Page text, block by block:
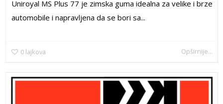
Uniroyal MS Plus 77 je zimska guma idealna za velike i brze
automobile i napravljena da se bori sa...
0 lajkova Opširnije...